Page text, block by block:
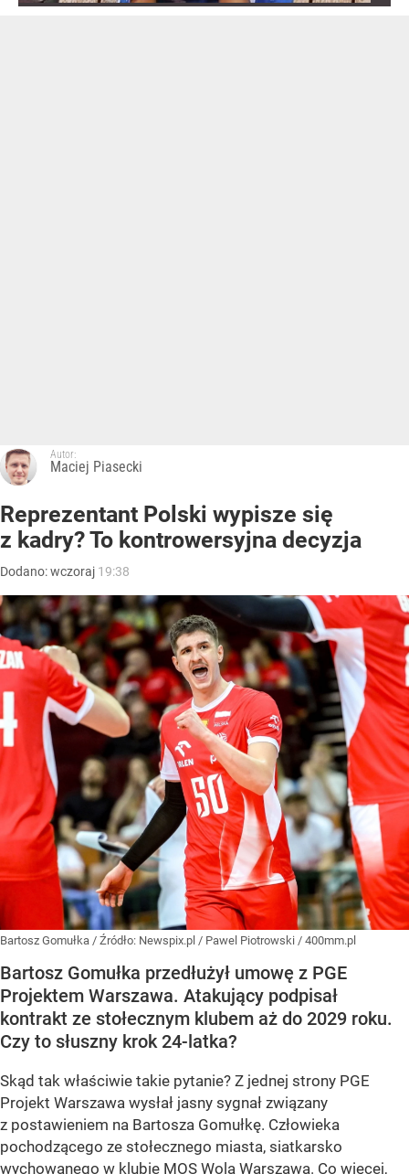
Autor:
Maciej Piasecki
Reprezentant Polski wypisze się
z kadry? To kontrowersyjna decyzja
Dodano:wczoraj 19:38
Bartosz Gomułka / Źródło: Newspix.pl / Pawel Piotrowski / 400mm.pl
Bartosz Gomułka przedłużył umowę z PGE
Projektem Warszawa. Atakujący podpisał
kontrakt ze stołecznym klubem aż do 2029 roku.
Czy to słuszny krok 24-latka?
Skąd tak właściwie takie pytanie? Z jednej strony PGE
Projekt Warszawa wysłał jasny sygnał związany
z postawieniem na Bartosza Gomułkę. Człowieka
pochodzącego ze stołecznego miasta, siatkarsko
wychowanego w klubie MOS Wola Warszawa. Co więcej,